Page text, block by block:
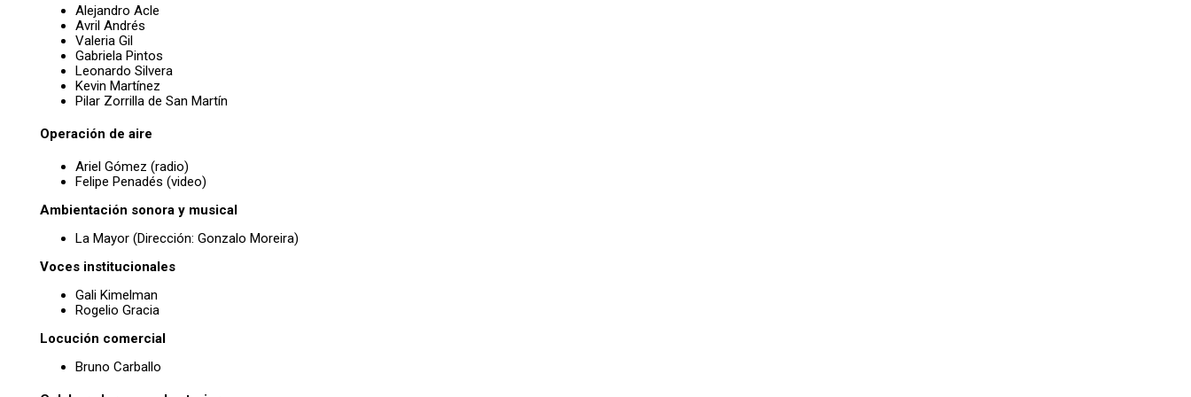
Alejandro Acle
Avril Andrés
Valeria Gil
Gabriela Pintos
Leonardo Silvera
Kevin Martínez
Pilar Zorrilla de San Martín
Operación de aire
Ariel Gómez (radio)
Felipe Penadés (video)
Ambientación sonora y musical
La Mayor (Dirección: Gonzalo Moreira)
Voces institucionales
Gali Kimelman
Rogelio Gracia
Locución comercial
Bruno Carballo